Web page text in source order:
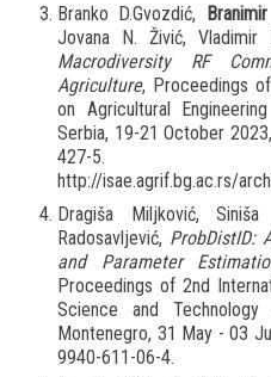
Branko D.Gvozdić,
Jovana N. Živić, Vladimir
Macrodiversity RF
Agriculture, Proceedings
on Agricultural
Serbia, 19-21 October
427-5.
http://isae.agrif.bg.ac.rs/
Dragiša Miljković,
Radosavljević, ProbDistID:
and Parameter
Proceedings of 2nd
Science and
Montenegro, 31 May - 03
9940-611-06-4.